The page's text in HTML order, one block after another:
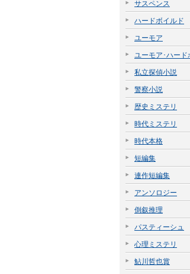
サスペンス
ハードボイルド
ユーモア
ユーモア･ハード
私立探偵小説
警察小説
歴史ミステリ
時代ミステリ
時代本格
短編集
連作短編集
アンソロジー
倒叙推理
パスティーシュ
心理ミステリ
鮎川哲也賞